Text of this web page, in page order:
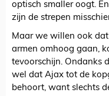
optisch smaller oogt.
zijn de strepen
Maar we willen ook
armen omhoog gaan,
tevoorschijn. Ondanks
wel dat Ajax tot de
behoort, want slechts